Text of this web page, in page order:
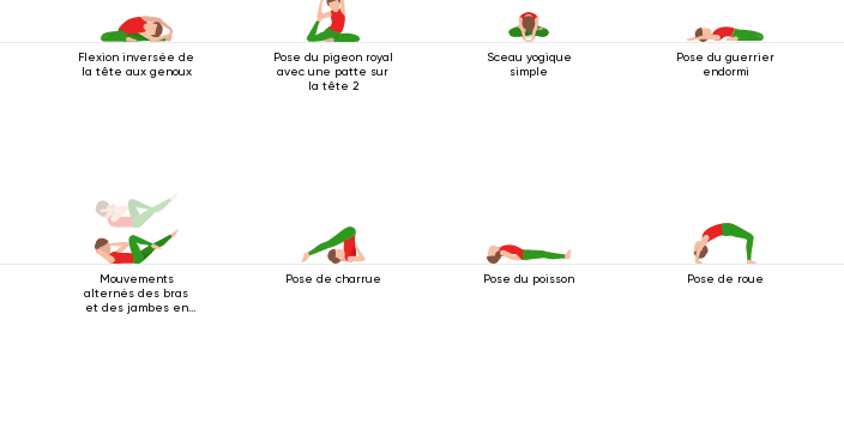
Flexion inversée de
la tête aux genoux
Pose du pigeon royal
avec une patte sur
la tête 2
Sceau yogique
simple
Pose du guerrier
endormi
Mouvements
alternés des bras
et des jambes en
Pose de charrue Pose du poisson Pose de roue